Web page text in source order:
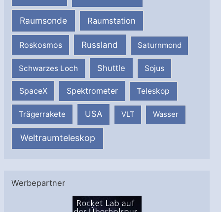
Raumsonde Raumstation
Roskosmos Russland Saturnmond
Schwarzes Loch Shuttle Sojus
SpaceX Spektrometer Teleskop
Trägerrakete USA VLT Wasser
Weltraumteleskop
Werbepartner